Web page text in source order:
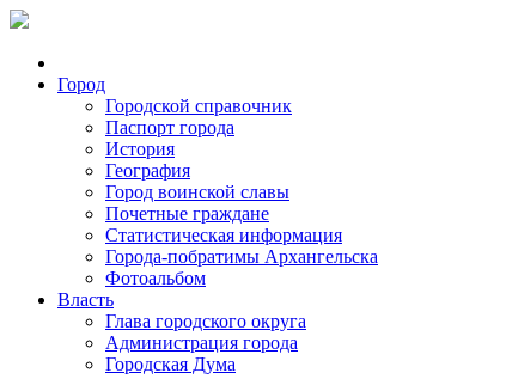
Город
Городской справочник
Паспорт города
История
География
Город воинской славы
Почетные граждане
Статистическая информация
Города-побратимы Архангельска
Фотоальбом
Власть
Глава городского округа
Администрация города
Городская Дума